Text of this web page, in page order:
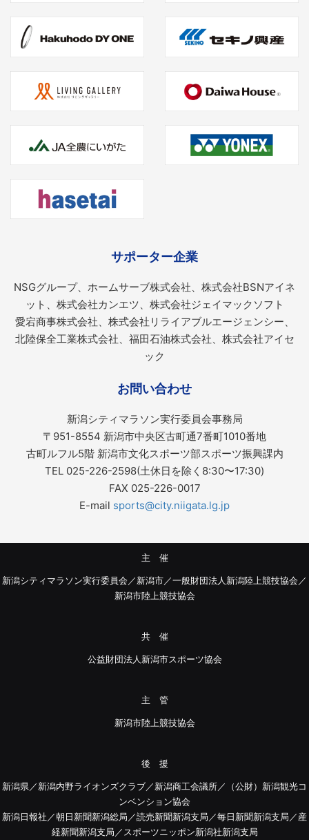
サポーター企業
NSGグループ、ホームサーブ株式会社、株式会社BSNアイネ
ット、株式会社カンエツ、株式会社ジェイマックソフト
愛宕商事株式会社、株式会社リライアブルエージェンシー、
北陸保全工業株式会社、福田石油株式会社、株式会社アイセ
ック
お問い合わせ
新潟シティマラソン実行委員会事務局
〒951-8554 新潟市中央区古町通7番町1010番地
古町ルフル5階 新潟市文化スポーツ部スポーツ振興課内
TEL 025-226-2598(土休日を除く8:30〜17:30)
FAX 025-226-0017
E-mail sports@city.niigata.lg.jp
主 催
新潟シティマラソン実行委員会／新潟市／一般財団法人新潟陸上競技協会／
新潟市陸上競技協会
共 催
公益財団法人新潟市スポーツ協会
主 管
新潟市陸上競技協会
後 援
新潟県／新潟内野ライオンズクラブ／新潟商工会議所／（公財）新潟観光コ
ンベンション協会
新潟日報社／朝日新聞新潟総局／読売新聞新潟支局／毎日新聞新潟支局／産
経新聞新潟支局／スポーツニッポン新潟社新潟支局